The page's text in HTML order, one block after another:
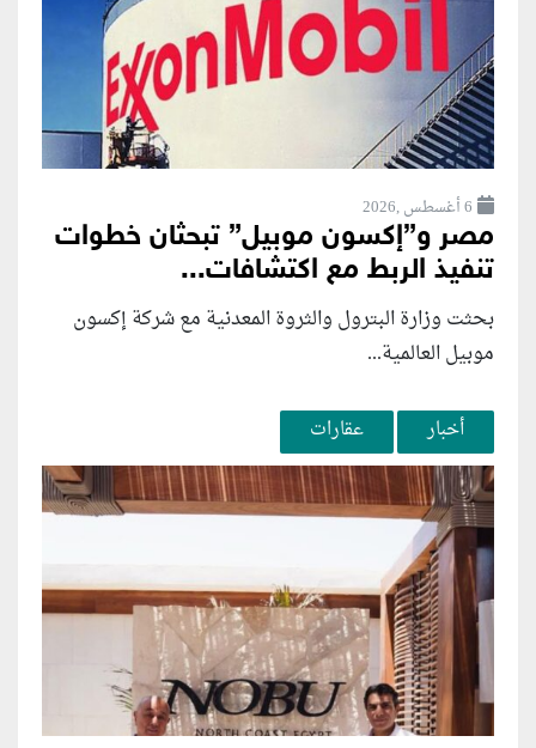
6 أغسطس ,2026
مصر و”إكسون موبيل” تبحثان خطوات
تنفيذ الربط مع اكتشافات...
بحثت وزارة البترول والثروة المعدنية مع شركة إكسون
موبيل العالمية...
أخبار عقارات